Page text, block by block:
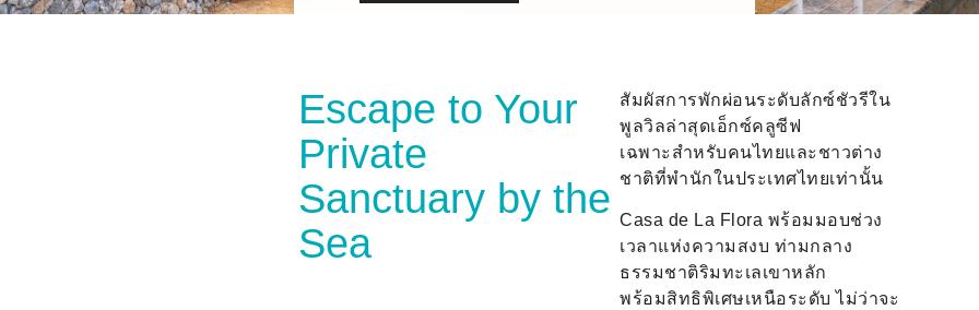
Escape to Your
Private
Sanctuary by the
Sea
สัมผัสการพักผ่อนระดับลักซ์ชัวรีใน
พูลวิลล่าสุดเอ็กซ์คลูซีฟ
เฉพาะสำหรับคนไทยและชาวต่าง
ชาติที่พำนักในประเทศไทยเท่านั้น
Casa de La Flora พร้อมมอบช่วง
เวลาแห่งความสงบ ท่ามกลาง
ธรรมชาติริมทะเลเขาหลัก
พร้อมสิทธิพิเศษเหนือระดับ ไม่ว่าจะ